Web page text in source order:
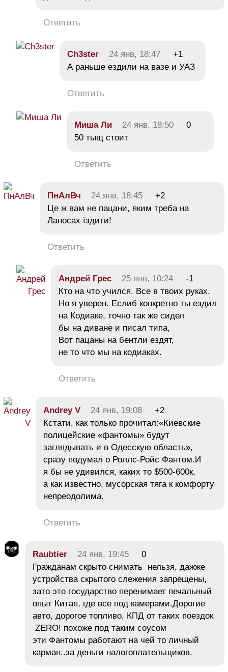
Ответить
Ch3ster 24 янв, 18:47
+1
А раньше ездили на вазе и УАЗ
Ответить
Миша Ли 24 янв, 18:50
0
50 тыщ стоит
Ответить
ПнАлВч 24 янв, 18:45
+2
Це ж вам не пацани, яким треба на
Ланосах їздити!
Ответить
Андрей Грес 25 янв, 10:24
-1
Кто на что учился. Все в твоих руках.
Но я уверен. Еслиб конкретно ты ездил
на Кодиаке, точно так же сидел
бы на диване и писал типа,
Вот пацаны на бентли ездят,
не то что мы на кодиаках.
Ответить
Andrey V 24 янв, 19:08
+2
Кстати, как только прочитал:«Киевские
полицейские «фантомы» будут
заглядывать и в Одесскую область»,
сразу подумал о Роллс-Ройс Фантом.И
я бы не удивился, каких то $500-600к,
а как известно, мусорская тяга к комфорту
непреодолима.
Ответить
Raubtier 24 янв, 19:45
0
Гражданам скрыто снимать нельзя, дажже
устройства скрытого слежения запрещены,
зато это государство перенимает печальный
опыт Китая, где все под камерами.Дорогие
авто, дорогое топливо, КПД от таких поездок
ZERO! похоже под таким соусом
эти Фантомы работают на чей то личный
карман..за деньги налогоплательщиков.